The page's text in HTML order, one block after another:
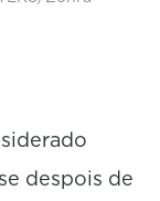
despois de